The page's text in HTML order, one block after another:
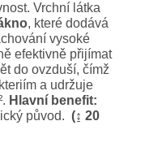
Vrchní látka
, které dodává
vysoké
efektivně přijímat
do ovzduší, čímž
a udržuje
Hlavní benefit:
původ. (↨ 20